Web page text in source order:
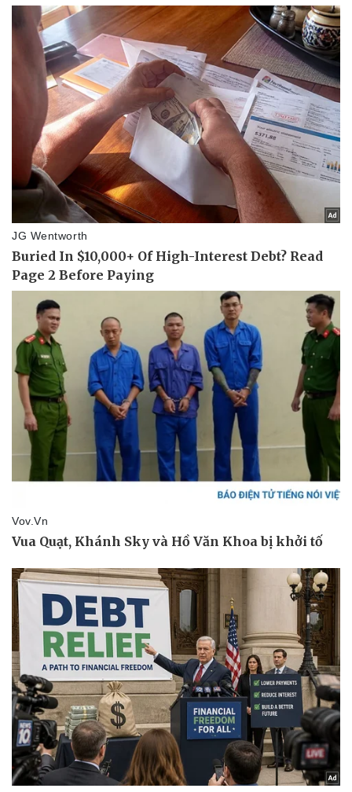
Doanh nghiệp
Thông tin doanh nghiệp
Doanh nghiệp 24h
Doanh nhân
Vì cộng đồng
Công nghệ
Tin Công nghệ
Trải nghiệm
Chuyển đổi số